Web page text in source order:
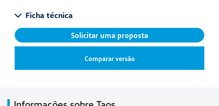
Ficha técnica
Solicitar uma proposta
Comparar versão